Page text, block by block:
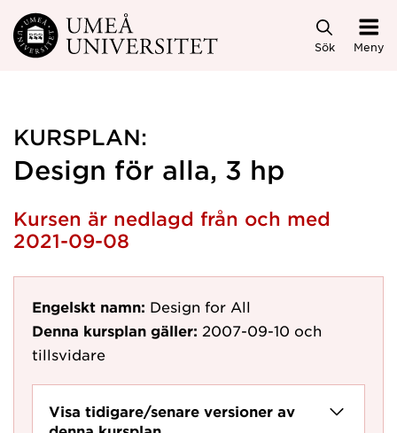
Hoppa direkt till innehållet
Sök Meny
KURSPLAN:
Design för alla, 3 hp
Kursen är nedlagd från och med
2021-09-08
Engelskt namn: Design for All
Denna kursplan gäller: 2007-09-10 och
tillsvidare
Visa tidigare/senare versioner av